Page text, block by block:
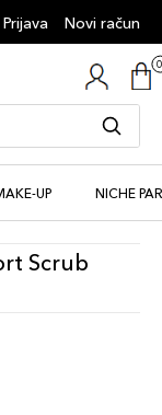
Prijava Novi račun
UP NICHE
Scrub